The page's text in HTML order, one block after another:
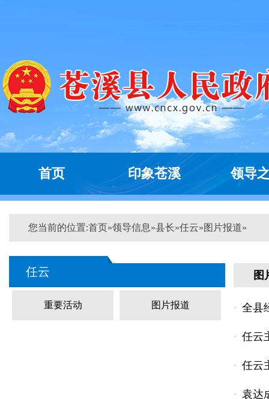
首页 印象苍溪 领导
您当前的位置:首页»领导信息»县长»任云»图片报道»
任云
重要活动 图片报道
图
全县
任云
任云
袁达